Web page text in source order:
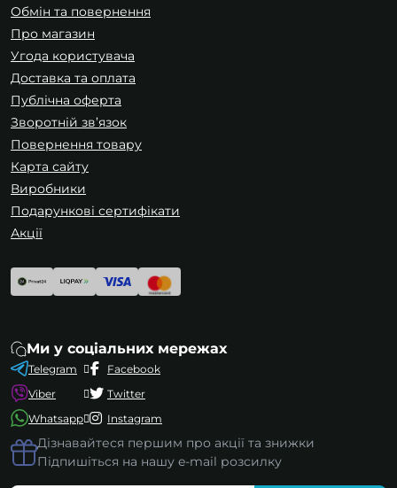
Обмін та повернення
Про магазин
Угода користувача
Доставка та оплата
Публічна оферта
Зворотній зв’язок
Повернення товару
Карта сайту
Виробники
Подарункові сертифікати
Акції
Ми у соціальних мережах
Telegram
Viber
Whatsapp
Facebook
Twitter
Instagram
Дізнавайтеся першим про акції та знижки
Підпишіться на нашу e-mail розсилку